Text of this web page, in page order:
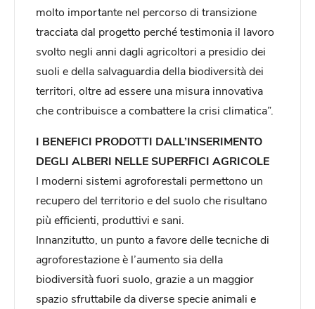
molto importante nel percorso di transizione
tracciata dal progetto perché testimonia il lavoro
svolto negli anni dagli agricoltori a presidio dei
suoli e della salvaguardia della biodiversità dei
territori, oltre ad essere una misura innovativa
che contribuisce a combattere la crisi climatica”.
I BENEFICI PRODOTTI DALL’INSERIMENTO
DEGLI ALBERI NELLE SUPERFICI AGRICOLE
I moderni sistemi agroforestali permettono un
recupero del territorio e del suolo che risultano
più efficienti, produttivi e sani.
Innanzitutto, un punto a favore delle tecniche di
agroforestazione è l’aumento sia della
biodiversità fuori suolo, grazie a un maggior
spazio sfruttabile da diverse specie animali e